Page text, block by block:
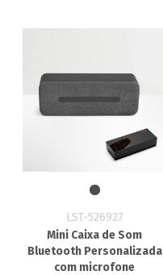
LST-526927
Mini Caixa de Som
Bluetooth Personalizada
com microfone